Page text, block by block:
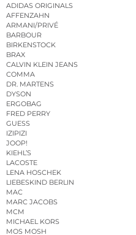
ADIDAS ORIGINALS
AFFENZAHN
ARMANI/PRIVÉ
BARBOUR
BIRKENSTOCK
BRAX
CALVIN KLEIN JEANS
COMMA
DR. MARTENS
DYSON
ERGOBAG
FRED PERRY
GUESS
IZIPIZI
JOOP!
KIEHL’S
LACOSTE
LENA HOSCHEK
LIEBESKIND BERLIN
MAC
MARC JACOBS
MCM
MICHAEL KORS
MOS MOSH